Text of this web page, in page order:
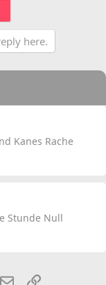
here.
Kanes Rache
Stunde Null
EmailLink